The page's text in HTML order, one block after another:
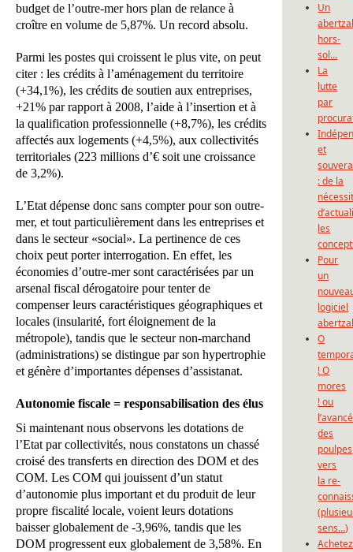
budget de l’outre-mer hors plan de relance à
croître en volume de 5,87%. Un record absolu.
Parmi les postes qui croissent le plus vite, on peut
citer : les crédits à l’aménagement du territoire
(+34,1%), les crédits de soutien aux entreprises,
+21% par rapport à 2008, l’aide à l’insertion et à
la qualification professionnelle (+8,7%), les crédits
affectés aux logements (+4,5%), aux collectivités
territoriales (223 millions d’€ soit une croissance
de 3,2%).
L’Etat dépense donc sans compter pour son outre-
mer, et tout particulièrement dans les entreprises et
dans le secteur «social». La pertinence de ces
choix peut porter interrogation. En effet, les
économies d’outre-mer sont caractérisées par un
arsenal fiscal dérogatoire pour tenter de
compenser leurs caractéristiques géographiques et
locales (insularité, fort éloignement de la
métropole), tandis que le secteur non-marchand
(administrations) se distingue par son hypertrophie
et génère d’importantes dépenses d’assistanat.
Autonomie fiscale = responsabilisation des élus
Si maintenant nous observons les dotations de
l’Etat par collectivités, nous constatons un chassé
croisé des transferts en direction des DOM et des
COM. Les COM qui jouissent d’un statut
d’autonomie plus important et du produit de leur
propre fiscalité locale, voient leurs dotations
baisser globalement de -3,96%, tandis que les
DOM progressent eux globalement de 3,58%. En
Un
hors-
sol…
La
lutte
par
et
: de la
les
Pour
un
logiciel
O
! O
mores
! ou
des
poulpes
vers
la re-
sens…)
Achetez